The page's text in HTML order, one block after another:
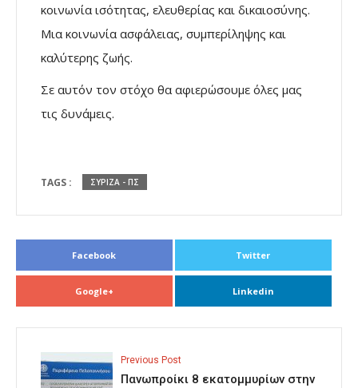
κοινωνία ισότητας, ελευθερίας και δικαιοσύνης.
Μια κοινωνία ασφάλειας, συμπερίληψης και
καλύτερης ζωής.
Σε αυτόν τον στόχο θα αφιερώσουμε όλες μας
τις δυνάμεις.
TAGS : ΣΥΡΙΖΑ - ΠΣ
Facebook Twitter
Google+ Linkedin
Previous Post
Πανωπροίκι 8 εκατομμυρίων στην